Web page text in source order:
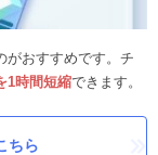
がおすすめです。チ
1時間短縮できます。
ちら